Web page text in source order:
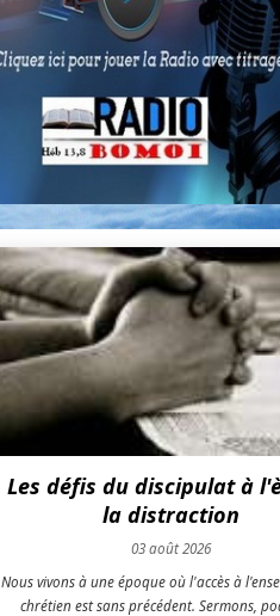
Les défis du discipulat à
la distraction
03 août 2026
Nous vivons à une époque où l'accès à
chrétien est sans précédent. Sermons,